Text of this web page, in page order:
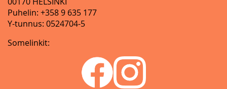
Puhelin: +358 9 635 177
Y-tunnus: 0524704-5
Somelinkit: